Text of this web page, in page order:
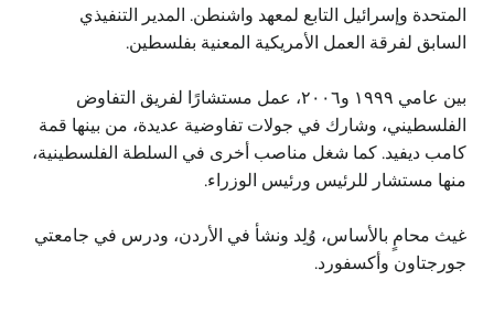
المتحدة وإسرائيل التابع لمعهد واشنطن. المدير التنفيذي
السابق لفرقة العمل الأمريكية المعنية بفلسطين.
بين عامي ١٩٩٩ و٢٠٠٦، عمل مستشارًا لفريق التفاوض
الفلسطيني، وشارك في جولات تفاوضية عديدة، من بينها قمة
كامب ديفيد. كما شغل مناصب أخرى في السلطة الفلسطينية،
منها مستشار للرئيس ورئيس الوزراء.
غيث محامٍ بالأساس، وُلِد ونشأ في الأردن، ودرس في جامعتي
جورجتاون وأكسفورد.